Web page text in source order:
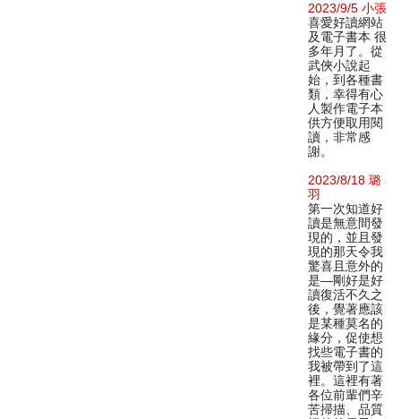
2023/9/5 小張
喜愛好讀網站
及電子書本 很
多年月了。從
武俠小說起
始，到各種書
類，幸得有心
人製作電子本
供方便取用閱
讀，非常感
謝。
2023/8/18 璐
羽
第一次知道好
讀是無意間發
現的，並且發
現的那天令我
驚喜且意外的
是—剛好是好
讀復活不久之
後，覺著應該
是某種莫名的
緣分，促使想
找些電子書的
我被帶到了這
裡。這裡有著
各位前輩們辛
苦掃描、品質